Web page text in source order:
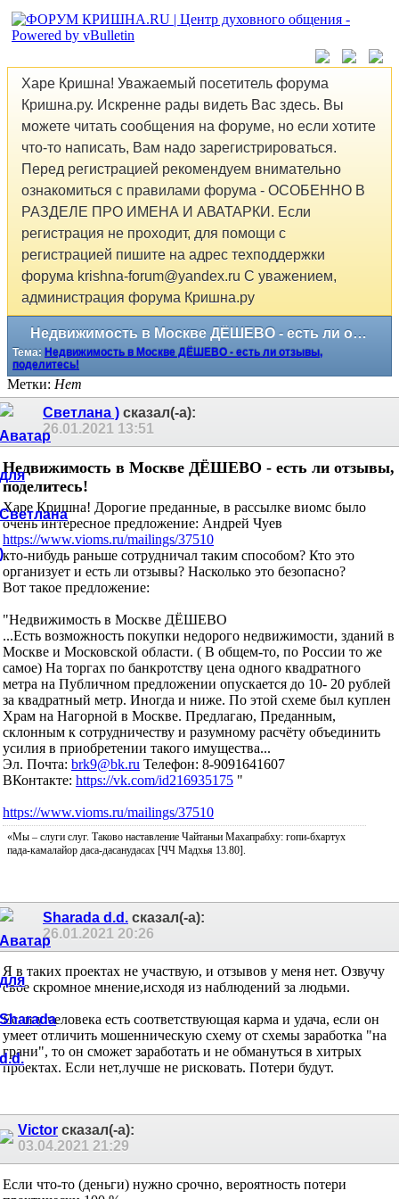
Харе Кришна! Уважаемый посетитель форума
Кришна.ру. Искренне рады видеть Вас здесь. Вы
можете читать сообщения на форуме, но если хотите
что-то написать, Вам надо зарегистрироваться.
Перед регистрацией рекомендуем внимательно
ознакомиться с правилами форума - ОСОБЕННО В
РАЗДЕЛЕ ПРО ИМЕНА И АВАТАРКИ. Если
регистрация не проходит, для помощи с
регистрацией пишите на адрес техподдержки
форума krishna-forum@yandex.ru С уважением,
администрация форума Кришна.ру
Недвижимость в Москве ДЁШЕВО - есть ли отзывы, поделитесь!
Тема: Недвижимость в Москве ДЁШЕВО - есть ли отзывы,
поделитесь!
Метки: Нет
Светлана ) сказал(-а):
26.01.2021 13:51
Недвижимость в Москве ДЁШЕВО - есть ли отзывы,
поделитесь!
Харе Кришна! Дорогие преданные, в рассылке виомс было
очень интересное предложение: Андрей Чуев
https://www.vioms.ru/mailings/37510
кто-нибудь раньше сотрудничал таким способом? Кто это
организует и есть ли отзывы? Насколько это безопасно?
Вот такое предложение:
"Недвижимость в Москве ДЁШЕВО
...Есть возможность покупки недорого недвижимости, зданий в
Москве и Московской области. ( В общем-то, по России то же
самое) На торгах по банкротству цена одного квадратного
метра на Публичном предложении опускается до 10- 20 рублей
за квадратный метр. Иногда и ниже. По этой схеме был куплен
Храм на Нагорной в Москве. Предлагаю, Преданным,
склонным к сотрудничеству и разумному расчёту объединить
усилия в приобретении такого имущества...
Эл. Почта: brk9@bk.ru Телефон: 8-9091641607
ВКонтакте: https://vk.com/id216935175 "
https://www.vioms.ru/mailings/37510
«Мы – слуги слуг. Таково наставление Чайтаньи Махапрабху: гопи-бхартух
пада-камалайор даса-дасанудасах [ЧЧ Мадхья 13.80].
Sharada d.d. сказал(-а):
26.01.2021 20:26
Я в таких проектах не участвую, и отзывов у меня нет. Озвучу
свое скромное мнение,исходя из наблюдений за людьми.
Если у человека есть соответствующая карма и удача, если он
умеет отличить мошенническую схему от схемы заработка "на
грани", то он сможет заработать и не обмануться в хитрых
проектах. Если нет,лучше не рисковать. Потери будут.
Victor сказал(-а):
03.04.2021 21:29
Если что-то (деньги) нужно срочно, вероятность потери